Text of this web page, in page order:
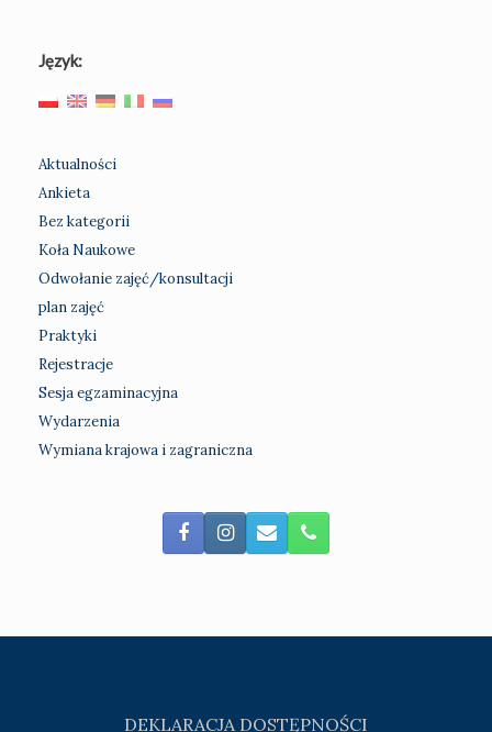
Język:
Aktualności
Ankieta
Bez kategorii
Koła Naukowe
Odwołanie zajęć/konsultacji
plan zajęć
Praktyki
Rejestracje
Sesja egzaminacyjna
Wydarzenia
Wymiana krajowa i zagraniczna
DEKLARACJA DOSTĘPNOŚCI